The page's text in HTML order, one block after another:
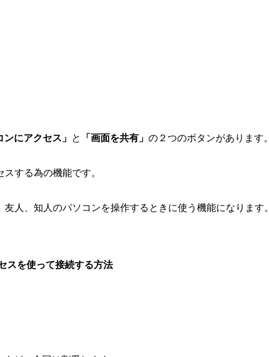
ンにアクセス」 と 「画面を共有」 の２つのボタンがあります。
する為の機能です。
人、知人のパソコンを操作するときに使う機能になります。
スを使って接続する方法